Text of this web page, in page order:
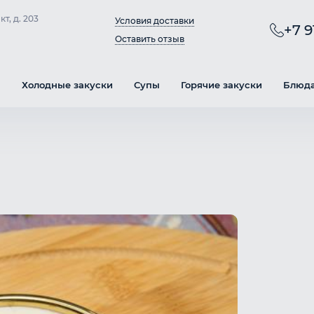
д. 203
Условия доставки
Оставить отзыв
+7
Холодные закуски Супы Горячие закуски